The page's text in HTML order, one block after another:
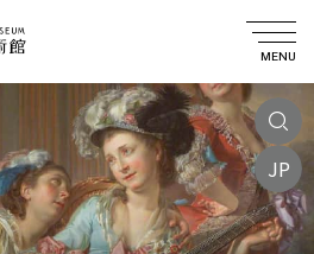
MENU
JP